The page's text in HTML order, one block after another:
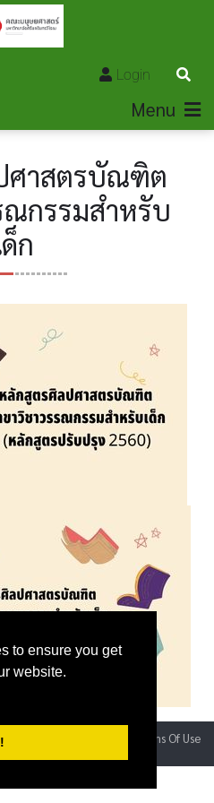
to ensure you get
website.
Login
Menu
ศาสตรบัณฑิต
ณกรรมสำหรับ
ด็ก
Terms Of Use